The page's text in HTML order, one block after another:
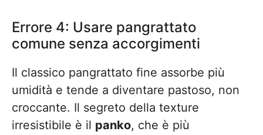
Errore 4: Usare pangrattato
comune senza accorgimenti
Il classico pangrattato fine assorbe più
umidità e tende a diventare pastoso, non
croccante. Il segreto della texture
irresistibile è il panko, che è più